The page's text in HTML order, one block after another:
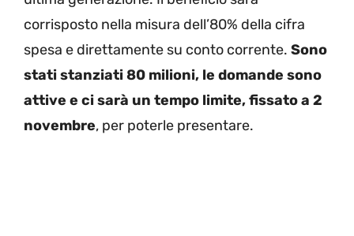
corrisposto nella misura dell’80% della cifra
spesa e direttamente su conto corrente. Sono
stati stanziati 80 milioni, le domande sono
attive e ci sarà un tempo limite, fissato a 2
novembre, per poterle presentare.